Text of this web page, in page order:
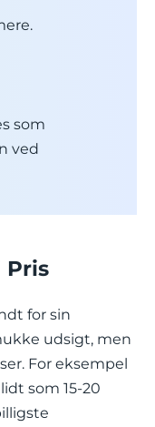
som
ved
for sin
udsigt, men
For eksempel
som 15-20